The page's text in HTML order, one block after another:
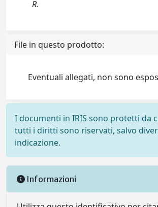
R.
File in questo prodotto:
Eventuali allegati, non sono
I documenti in IRIS sono protetti da
tutti i diritti sono riservati, salvo
indicazione.
Informazioni